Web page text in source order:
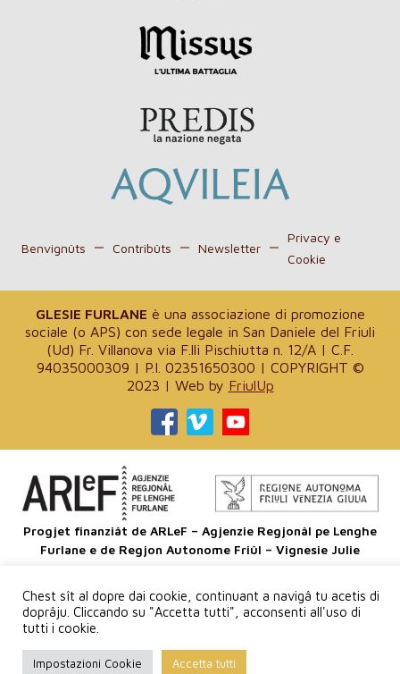
Benvignûts Contribûts Newsletter
Privacy e
Cookie
GLESIE FURLANE è una associazione di promozione
sociale (o APS) con sede legale in San Daniele del Friuli
(Ud) Fr. Villanova via F.lli Pischiutta n. 12/A | C.F.
94035000309 | P.I. 02351650300 | COPYRIGHT ©
2023 | Web by FriulUp
Progjet finanziât de ARLeF – Agjenzie Regjonâl pe Lenghe
Furlane e de Regjon Autonome Friûl – Vignesie Julie
Sagre
dal
Chest sît al dopre dai cookie, continuant a navigâ tu acetis di
doprâju. Cliccando su "Accetta tutti", acconsenti all'uso di
tutti i cookie.
Impostazioni Cookie Accetta tutti